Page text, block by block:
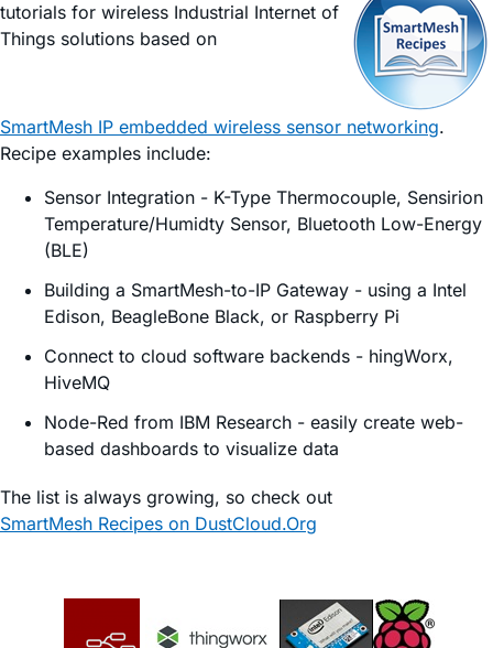
tutorials for wireless Industrial Internet of
Things solutions based on
SmartMesh IP embedded wireless sensor networking.
Recipe examples include:
Sensor Integration - K-Type Thermocouple, Sensirion
Temperature/Humidty Sensor, Bluetooth Low-Energy
(BLE)
Building a SmartMesh-to-IP Gateway - using a Intel
Edison, BeagleBone Black, or Raspberry Pi
Connect to cloud software backends - hingWorx,
HiveMQ
Node-Red from IBM Research - easily create web-
based dashboards to visualize data
The list is always growing, so check out
SmartMesh Recipes on DustCloud.Org